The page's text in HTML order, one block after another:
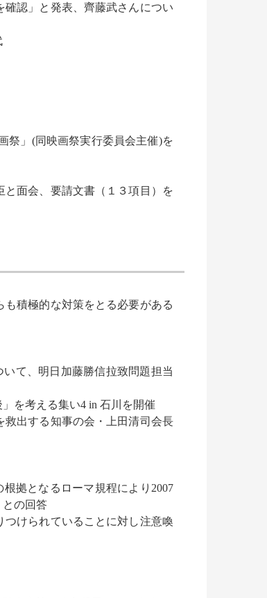
認」と発表、齊藤武さんについ
祭」(同映画祭実行委員会主催)を
会、要請文書（１３項目）を
積極的な対策をとる必要がある
て、明日加藤勝信拉致問題担当
を考える集い4 in 石川を開催
出する知事の会・上田清司会長
拠となるローマ規程により2007
との回答
けられていることに対し注意喚